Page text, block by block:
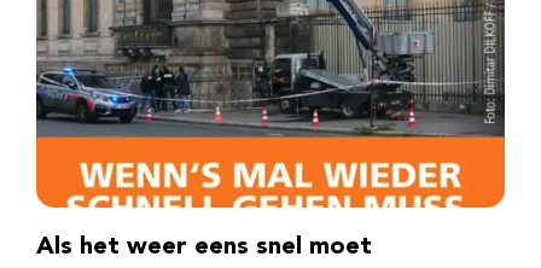
Als het weer eens snel moet